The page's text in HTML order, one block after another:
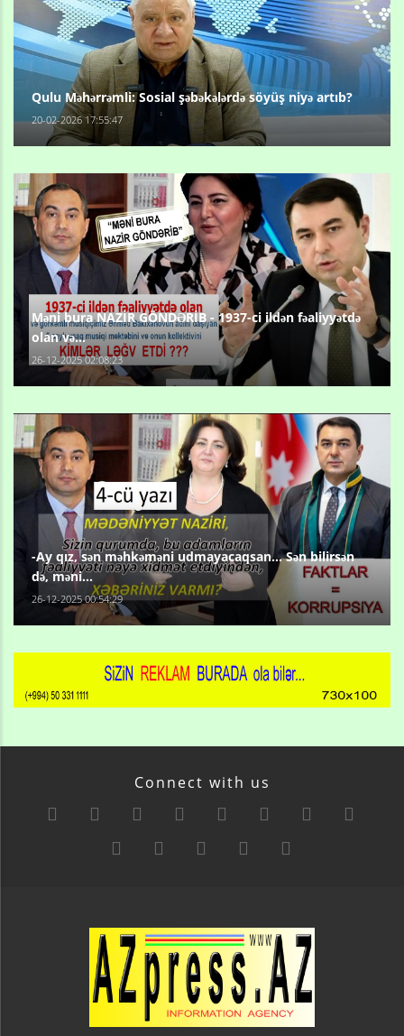
Qulu Məhərrəmli: Sosial şəbəkələrdə söyüş niyə artıb?
20-02-2026 17:55:47
Məni bura NAZİR GÖNDƏRİB - 1937-ci ildən fəaliyyətdə
olan və...
26-12-2025 02:08:23
-Ay qız, sən məhkəməni udmayacaqsan... Sən bilirsən
də, məni...
26-12-2025 00:54:29
Connect with us